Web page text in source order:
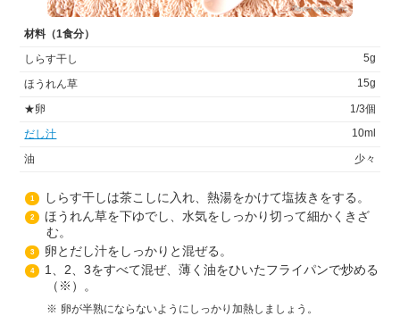
材料（1食分）
しらす干し
5g
ほうれん草 15g
★卵
1/3個
だし汁
10ml
油 少々
1 しらす干しは茶こしに入れ、熱湯をかけて塩抜きをする。
2
ほうれん草を下ゆでし、水気をしっかり切って細かくきざ
む。
3 卵とだし汁をしっかりと混ぜる。
4
1、2、3をすべて混ぜ、薄く油をひいたフライパンで炒める
（※）。
卵が半熟にならないようにしっかり加熱しましょう。